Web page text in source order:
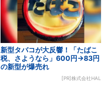
新型タバコが大反響！「たばこ
税、さようなら」600円→83円
の新型が爆売れ
[PR]株式会社HAL